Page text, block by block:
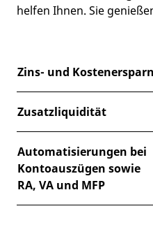
helfen Ihnen. Sie
Zins- und
Zusatzliquidität
Automatisierungen bei
Kontoauszügen sowie
RA, VA und MFP